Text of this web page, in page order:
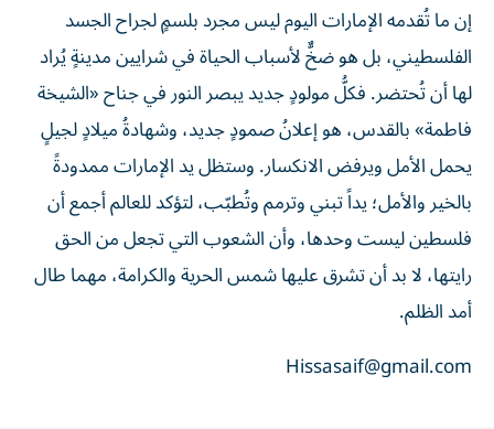
إن ما تُقدمه الإمارات اليوم ليس مجرد بلسمٍ لجراح الجسد
الفلسطيني، بل هو ضخٌّ لأسباب الحياة في شرايين مدينةٍ يُراد
لها أن تُحتضر. فكلُّ مولودٍ جديد يبصر النور في جناح «الشيخة
فاطمة» بالقدس، هو إعلانُ صمودٍ جديد، وشهادةُ ميلادٍ لجيلٍ
يحمل الأمل ويرفض الانكسار. وستظل يد الإمارات ممدودةً
بالخير والأمل؛ يداً تبني وترمم وتُطبّب، لتؤكد للعالم أجمع أن
فلسطين ليست وحدها، وأن الشعوب التي تجعل من الحق
رايتها، لا بد أن تشرق عليها شمس الحرية والكرامة، مهما طال
أمد الظلم.
Hissasaif@gmail.com